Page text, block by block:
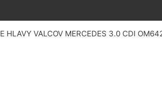
HLAVY VALCOV MERCEDES 3.0 CDI